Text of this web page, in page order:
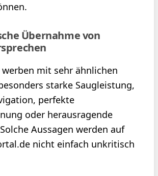
Übernahme von
mit sehr ähnlichen
starke Saugleistung,
perfekte
oder herausragende
Aussagen werden auf
nicht einfach unkritisch